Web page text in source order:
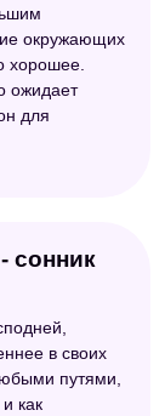
окружающих
хорошее.
ожидает
для
сонник
в своих
путями,
как